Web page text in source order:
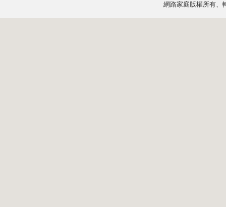
網路家庭版權所有、